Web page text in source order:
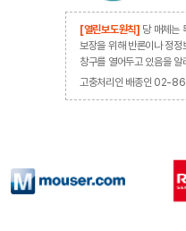
[열린보도원칙] 당 매체는
보장을 위해 반론이나 정
창구를 열어두고 있음을 알
고충처리인 배종인